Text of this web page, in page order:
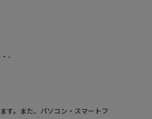
-
す。また、パソコン・スマートフ